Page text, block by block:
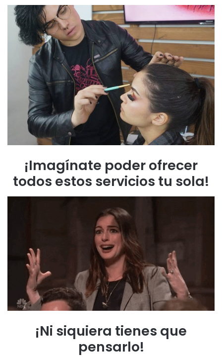
¡Imagínate poder ofrecer
todos estos servicios tu sola!
¡Ni siquiera tienes que
pensarlo!